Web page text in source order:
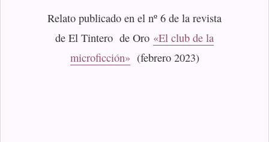
Relato publicado en el nº 6 de la revista
de El Tintero de Oro «El club de la
microficción» (febrero 2023)